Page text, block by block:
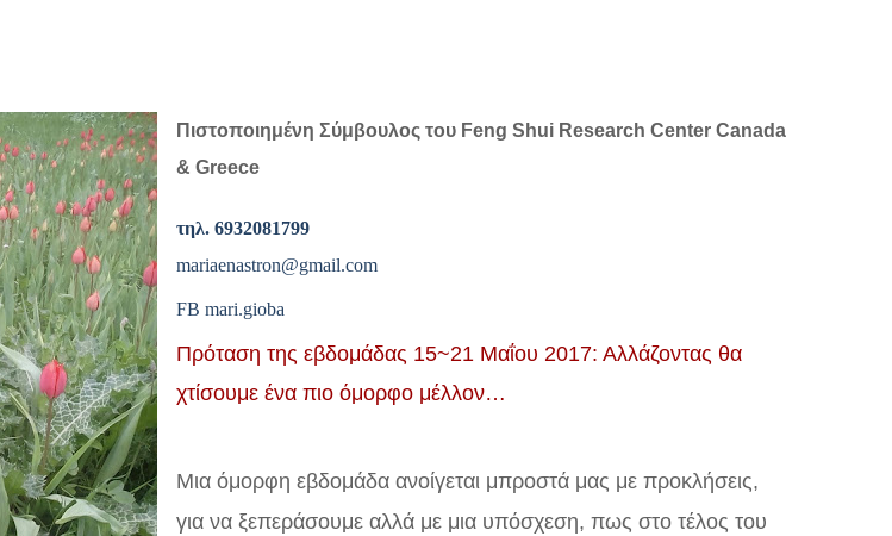
Πιστοποιημένη Σύμβουλος του Feng Shui Research Center Canada
& Greece
τηλ. 6932081799
mariaenastron@gmail.com
FB mari.gioba
Πρόταση της εβδομάδας 15~21 Μαΐου 2017: Αλλάζοντας θα
χτίσουμε ένα πιο όμορφο μέλλον…
Μια όμορφη εβδομάδα ανοίγεται μπροστά μας με προκλήσεις,
για να ξεπεράσουμε αλλά με μια υπόσχεση, πως στο τέλος του